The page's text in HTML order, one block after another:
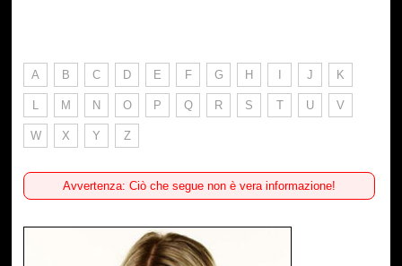
A B C D E F G H I J K
L M N O P Q R S T U V
W X Y Z
Avvertenza: Ciò che segue non è vera informazione!